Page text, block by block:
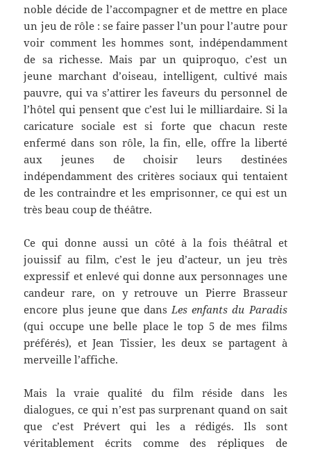
noble décide de l’accompagner et de mettre en place
un jeu de rôle : se faire passer l’un pour l’autre pour
voir comment les hommes sont, indépendamment
de sa richesse. Mais par un quiproquo, c’est un
jeune marchant d’oiseau, intelligent, cultivé mais
pauvre, qui va s’attirer les faveurs du personnel de
l’hôtel qui pensent que c’est lui le milliardaire. Si la
caricature socialeest si forte que chacun reste
enfermé dans son rôle, la fin, elle, offre la liberté
aux jeunes de choisir leurs destinées
indépendamment des critères sociaux qui tentaient
de les contraindre et les emprisonner, ce qui est un
très beau coup de théâtre.
Ce qui donne aussi un côté à la fois théâtral et
jouissif au film, c’est le jeu d’acteur, un jeu très
expressif et enlevé qui donne aux personnages une
candeur rare, on y retrouve un Pierre Brasseur
encore plus jeune que dans Les enfants du Paradis
(qui occupe une belle place le top 5 de mes films
préférés), et Jean Tissier, les deux se partagent à
merveille l’affiche.
Mais la vraie qualité du film réside dans les
dialogues, ce qui n’est pas surprenant quand on sait
que c’est Prévert qui les a rédigés. Ils sont
véritablement écrits comme des répliques de